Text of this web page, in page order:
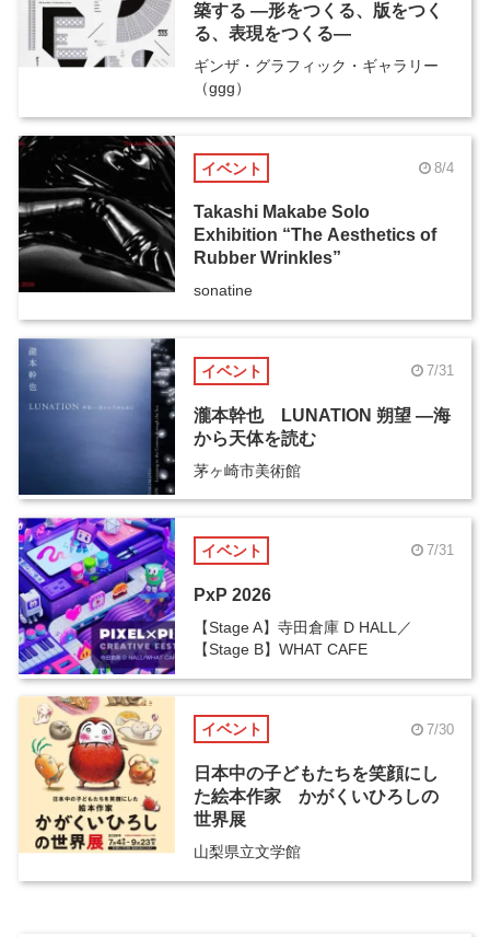
築する ―形をつくる、版をつく
る、表現をつくる―
ギンザ・グラフィック・ギャラリー
（ggg）
イベント 8/4
Takashi Makabe Solo
Exhibition “The Aesthetics of
Rubber Wrinkles”
sonatine
イベント 7/31
瀧本幹也 LUNATION 朔望 ―海
から天体を読む
茅ヶ崎市美術館
イベント 7/31
PxP 2026
【Stage A】寺田倉庫 D HALL／
【Stage B】WHAT CAFE
イベント 7/30
日本中の子どもたちを笑顔にし
た絵本作家 かがくいひろしの
世界展
山梨県立文学館